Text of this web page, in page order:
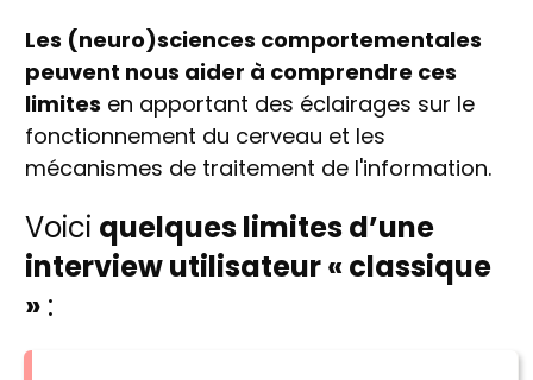
Les (neuro)sciences comportementales
peuvent nous aider à comprendre ces
limites en apportant des éclairages sur le
fonctionnement du cerveau et les
mécanismes de traitement de l'information.
Voici quelques limites d’une
interview utilisateur « classique
» :